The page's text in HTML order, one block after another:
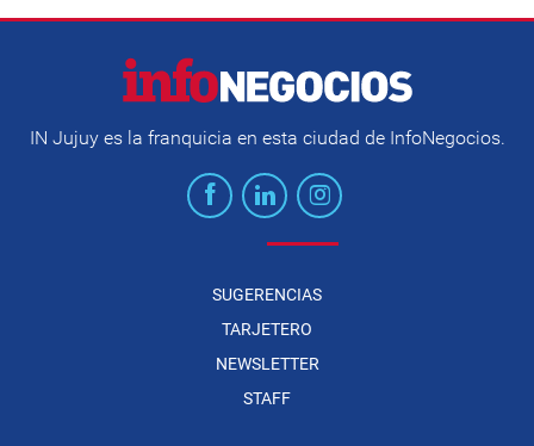
IN Jujuy es la franquicia en esta ciudad de InfoNegocios.
SUGERENCIAS
TARJETERO
NEWSLETTER
STAFF